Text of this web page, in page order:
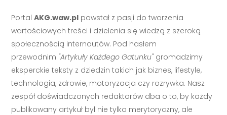
PortalAKG.waw.pl powstał z pasji do tworzenia
wartościowych treści i dzielenia się wiedzą z szeroką
społecznością internautów. Pod hasłem
przewodnim "Artykuły Każdego Gatunku"gromadzimy
eksperckie teksty z dziedzin takich jak biznes, lifestyle,
technologia, zdrowie, motoryzacja czy rozrywka. Nasz
zespół doświadczonych redaktorów dba o to, by każdy
publikowany artykuł był nie tylko merytoryczny, ale